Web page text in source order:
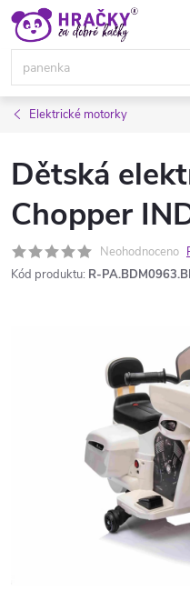
Přejít
obsah
Elektrické motorky
Dětská
Chopper
Neohodnoceno
Kód produktu: R-